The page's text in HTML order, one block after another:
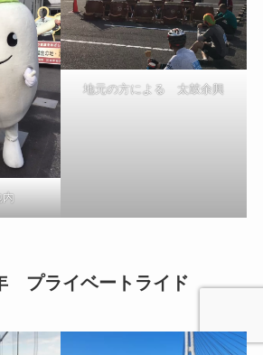
地元の方による 太鼓余興
プライベートライド